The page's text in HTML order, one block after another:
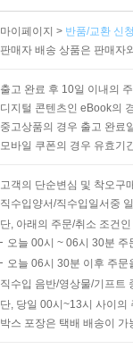
마이페이지 > 반품/교환 신
판매자 배송 상품은 판매자
출고 완료 후 10일 이내의
디지털 콘텐츠인 eBook의
중고상품의 경우 출고 완료
모바일 쿠폰의 경우 유효기
고객의 단순변심 및 착오구
직수입양서/직수입일서중
단, 아래의 주문/취소 조건
오늘 00시 ~ 06시 30분
오늘 06시 30분 이후 주
직수입 음반/영상물/기프트
단, 당일 00시~13시 사이의
박스 포장은 택배 배송이